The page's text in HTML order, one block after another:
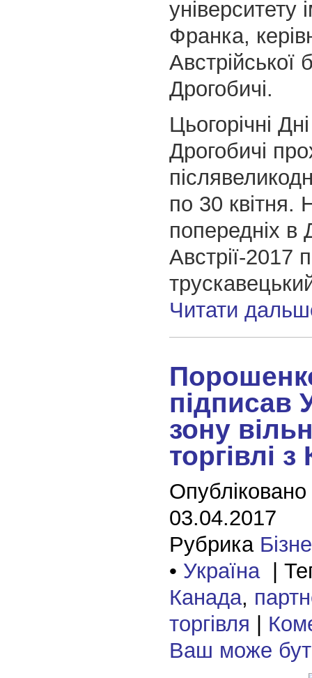
університету
Франка,
Австрійської
Дрогобичі.
Цьогорічні
Дрогобичі
по 30 квітня.
попередніх в
Австрії-2017
Читати
підписав
зону
торгівлі
03.04.2017
Рубрика
• Україна|
Канада,
торгівля
Ваш може